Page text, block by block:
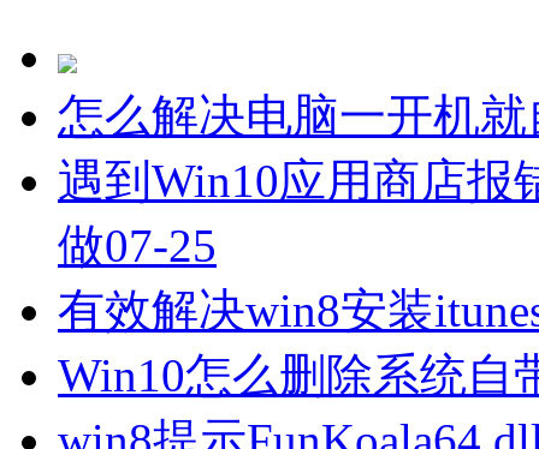
怎么解决电脑一开机
遇到Win10应用商店报
做07-25
有效解决win8安装
Win10怎么删除系统自